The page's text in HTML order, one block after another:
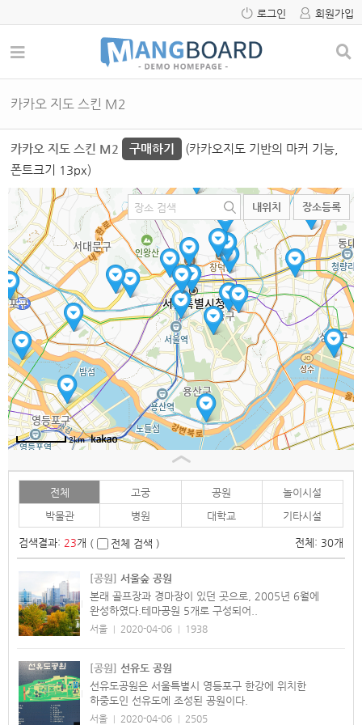
로그인 회원가입
카카오 지도 스킨 M2
카카오 지도 스킨 M2 구매하기
(카카오지도 기반의 마커 기능,
폰트크기 13px)
2km
내위치 장소등록
전체 고궁 공원
놀이시설
박물관
병원 대학교 기타시설
검색결과: 23개 ( 전체 검색 ) 전체: 30개
[공원] 서울숲 공원
본래 골프장과 경마장이 있던 곳으로, 2005년 6월에
완성하였다.테마공원 5개로 구성되어..
서울 2020-04-06 1938
[공원] 선유도 공원
선유도공원은 서울특별시 영등포구 한강에 위치한
하중도인 선유도에 조성된 공원이다.
서울 2020-04-06 2505